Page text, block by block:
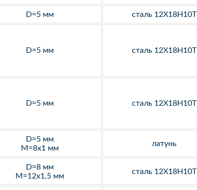
D=5 мм сталь 12Х18Н10Т
D=5 мм сталь 12Х18Н10Т
D=5 мм сталь 12Х18Н10Т
D=5 мм
M=8х1 мм
латунь
D=8 мм
M=12х1,5 мм
сталь 12Х18Н10Т